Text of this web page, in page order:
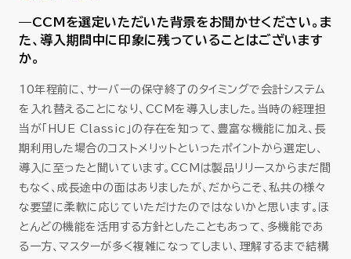
—CCMを選定いただいた背景をお聞かせください。ま
た、導入期間中に印象に残っていることはございます
か。
10年程前に、サーバーの保守終了のタイミングで会計システム
を入れ替えることになり、CCMを導入しました。当時の経理担
当が「HUE Classic」の存在を知って、豊富な機能に加え、長
期利用した場合のコストメリットといったポイントから選定し、
導入に至ったと聞いています。CCMは製品リリースからまだ間
もなく、成長途中の面はありましたが、だからこそ、私共の様々
な要望に柔軟に応じていただけたのではないかと思います。ほ
とんどの機能を活用する方針としたこともあって、多機能であ
る一方、マスターが多く複雑になってしまい、理解するまで結構